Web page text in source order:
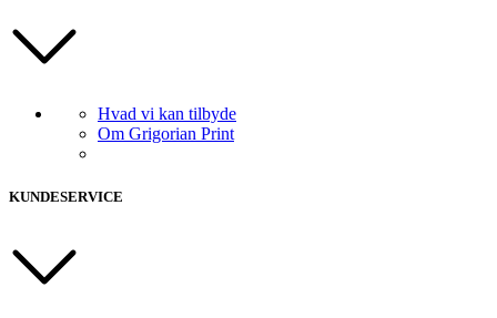
Hvad vi kan tilbyde
Om Grigorian Print
KUNDESERVICE